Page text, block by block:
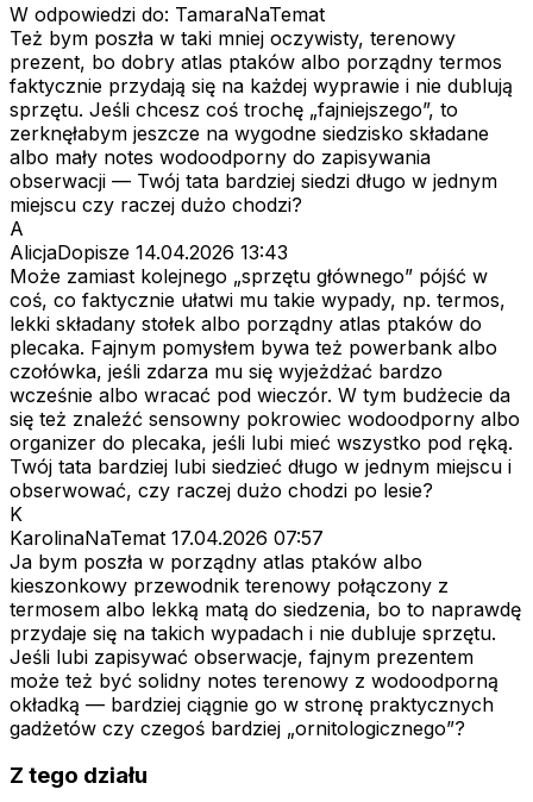
W odpowiedzi do: TamaraNaTemat
Też bym poszła w taki mniej oczywisty, terenowy
prezent, bo dobry atlas ptaków albo porządny termos
faktycznie przydają się na każdej wyprawie i nie dublują
sprzętu. Jeśli chcesz coś trochę „fajniejszego”, to
zerknęłabym jeszcze na wygodne siedzisko składane
albo mały notes wodoodporny do zapisywania
obserwacji — Twój tata bardziej siedzi długo w jednym
miejscu czy raczej dużo chodzi?
A
AlicjaDopisze 14.04.2026 13:43
Może zamiast kolejnego „sprzętu głównego” pójść w
coś, co faktycznie ułatwi mu takie wypady, np. termos,
lekki składany stołek albo porządny atlas ptaków do
plecaka. Fajnym pomysłem bywa też powerbank albo
czołówka, jeśli zdarza mu się wyjeżdżać bardzo
wcześnie albo wracać pod wieczór. W tym budżecie da
się też znaleźć sensowny pokrowiec wodoodporny albo
organizer do plecaka, jeśli lubi mieć wszystko pod ręką.
Twój tata bardziej lubi siedzieć długo w jednym miejscu i
obserwować, czy raczej dużo chodzi po lesie?
K
KarolinaNaTemat 17.04.2026 07:57
Ja bym poszła w porządny atlas ptaków albo
kieszonkowy przewodnik terenowy połączony z
termosem albo lekką matą do siedzenia, bo to naprawdę
przydaje się na takich wypadach i nie dubluje sprzętu.
Jeśli lubi zapisywać obserwacje, fajnym prezentem
może też być solidny notes terenowy z wodoodporną
okładką — bardziej ciągnie go w stronę praktycznych
gadżetów czy czegoś bardziej „ornitologicznego”?
Z tego działu